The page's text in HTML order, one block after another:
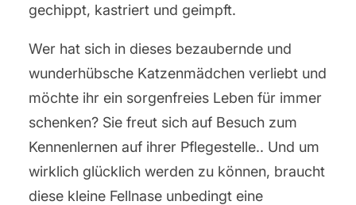
gechippt, kastriert und geimpft.
Wer hat sich in dieses bezaubernde und
wunderhübsche Katzenmädchen verliebt und
möchte ihr ein sorgenfreies Leben für immer
schenken? Sie freut sich auf Besuch zum
Kennenlernen auf ihrer Pflegestelle.. Und um
wirklich glücklich werden zu können, braucht
diese kleine Fellnase unbedingt eine